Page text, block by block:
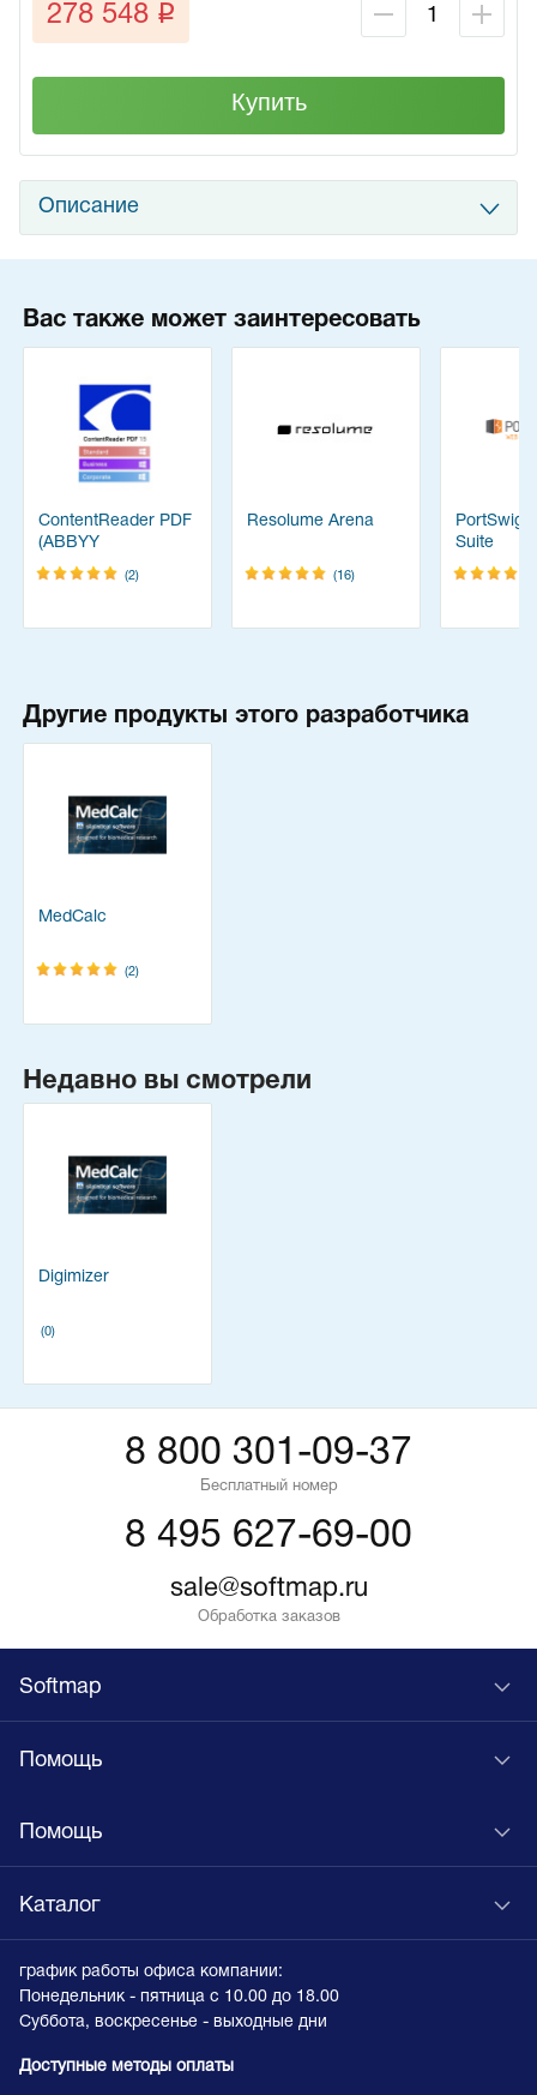
278 548 q
Купить
Описание
Вас также может заинтересовать
ContentReader PDF
(ABBYY
FineReader)
(2)
Resolume Arena
(16)
Suite
Другие продукты этого разработчика
MedCalc
(2)
Недавно вы смотрели
Digimizer
(0)
8 800 301-09-37
Бесплатный номер
8 495 627-69-00
sale@softmap.ru
Обработка заказов
Softmap
Помощь
Помощь
Каталог
график работы офиса компании:
Понедельник - пятница с 10.00 до 18.00
Суббота, воскресенье - выходные дни
Доступные методы оплаты